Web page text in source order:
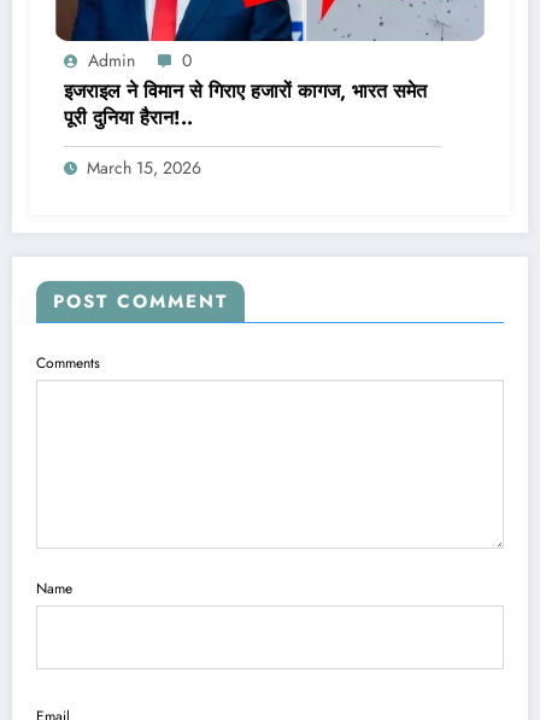
Admin 0
इजराइल ने विमान से गिराए हजारों कागज, भारत समेत
पूरी दुनिया हैरान!..
March 15, 2026
POST COMMENT
Comments
Name